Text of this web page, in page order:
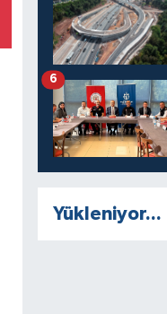
6
Yükleniyor...